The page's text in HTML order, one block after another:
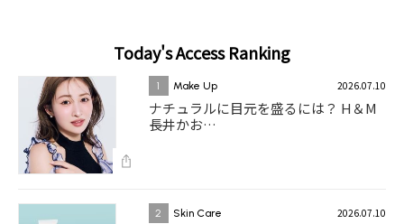
Today's Access Ranking
1 Make Up 2026.07.10
ナチュラルに目元を盛るには？ H＆M
長井かお…
2 Skin Care 2026.07.10